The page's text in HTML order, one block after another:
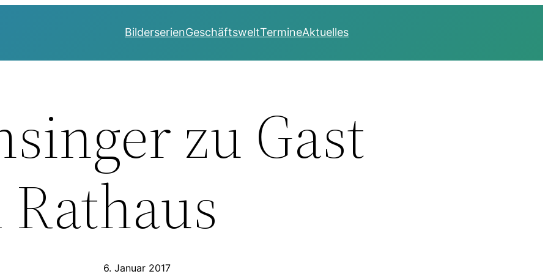
BilderserienGeschäftsweltTermineAktuelles
zu Gast
6. Januar 2017